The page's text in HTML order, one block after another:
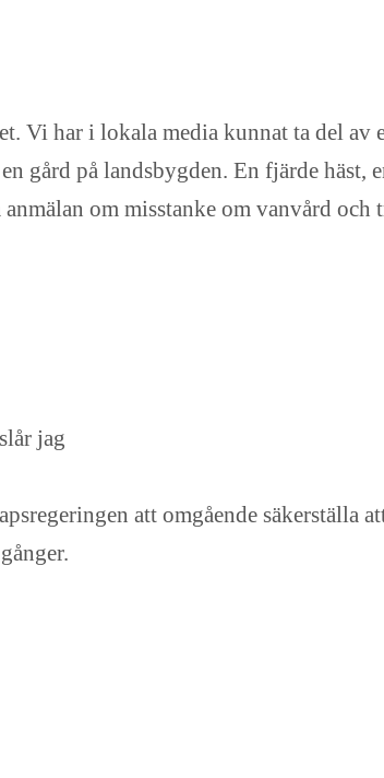
Vi har i lokala media kunnat ta del av
gård på landsbygden. En fjärde häst,
om misstanke om vanvård
jag
att omgående säkerställa